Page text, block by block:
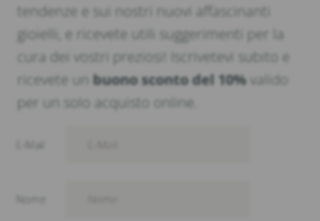
tendenze e sui nostri nuovi affascinanti
gioielli, e ricevete utili suggerimenti per la
cura dei vostri preziosi! Iscrivetevi subito e
ricevete un buono sconto del 10%valido
per un solo acquisto online.